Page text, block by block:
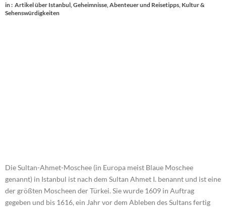
in : Artikel über Istanbul Geheimnisse, Abenteuer und Reisetipps Kultur &
Sehenswürdigkeiten
Die Sultan-Ahmet-Moschee (in Europa meist Blaue Moschee
genannt) in Istanbul ist nach dem Sultan Ahmet I. benannt und ist eine
der größten Moscheen der Türkei. Sie wurde 1609 in Auftrag
gegeben und bis 1616, ein Jahr vor dem Ableben des Sultans fertig